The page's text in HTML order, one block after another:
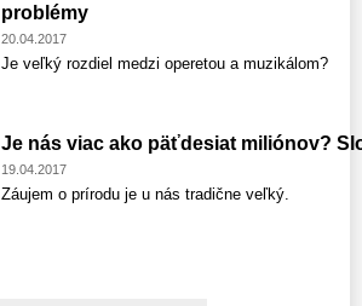
problémy
20.04.2017
Je veľký rozdiel medzi operetou a muzikálom?
Je nás viac ako päťdesiat miliónov?
19.04.2017
Záujem o prírodu je u nás tradične veľký.